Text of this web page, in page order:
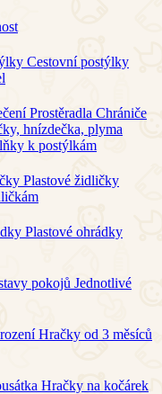
Cestovní postýlky
Prostěradla Chrániče
hnízdečka, plyma
k postýlkám
Plastové židličky
Plastové ohrádky
pokojů Jednotlivé
Hračky od 3 měsíců
Hračky na kočárek